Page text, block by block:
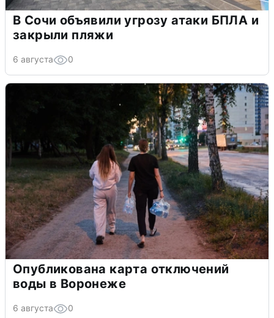
В Сочи объявили угрозу атаки БПЛА и
закрыли пляжи
6 августа 0
Опубликована карта отключений
воды в Воронеже
6 августа 0